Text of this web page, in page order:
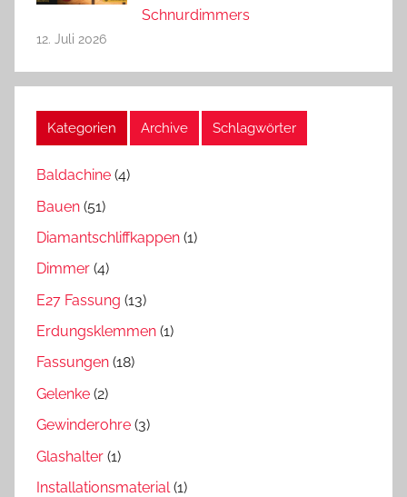
Schnurdimmers
12. Juli 2026
Kategorien Archive Schlagwörter
Baldachine (4)
Bauen (51)
Diamantschliffkappen (1)
Dimmer (4)
E27 Fassung (13)
Erdungsklemmen (1)
Fassungen (18)
Gelenke (2)
Gewinderohre (3)
Glashalter (1)
Installationsmaterial(1)